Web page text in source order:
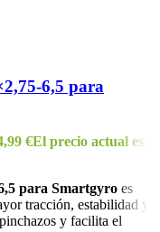
6,5 para
€El precio actual es:
para Smartgyro es
tracción, estabilidad y
y facilita el